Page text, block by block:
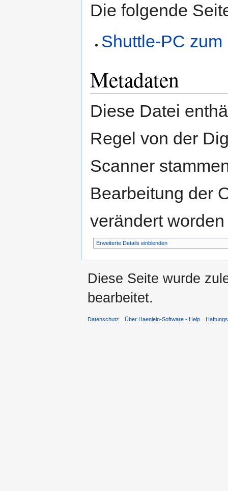
Die folgende
Shuttle-PC
Metadaten
Diese Datei
Regel von der
Scanner
Bearbeitung der
verändert
Erweiterte Details einblenden
Diese Seite wurde
bearbeitet.
Datenschutz Über Haenlein-Software - Help